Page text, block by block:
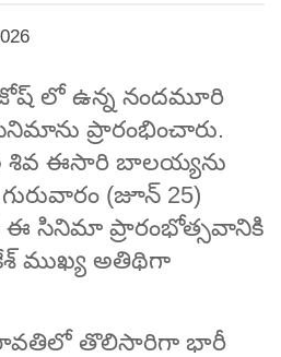
లో ఉన్న నందమూరి
ప్రారంభించారు.
శివ ఈసారి బాలయ్యను
(జూన్ 25)
ఈ సినిమా ప్రారంభోత్సవానికి
ముఖ్య అతిథిగా
తొలిసారిగా భారీ